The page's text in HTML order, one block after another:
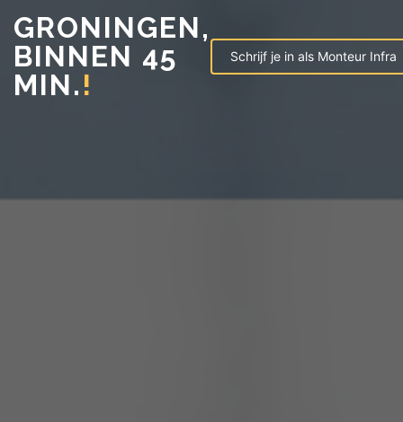
GRONINGEN,
BINNEN 45
MIN.!
Schrijf je in als Monteur Infra